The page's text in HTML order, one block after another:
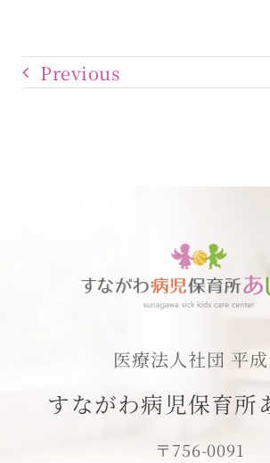
Previous
医療法人社団 平
すながわ病児保育所
〒756-0091